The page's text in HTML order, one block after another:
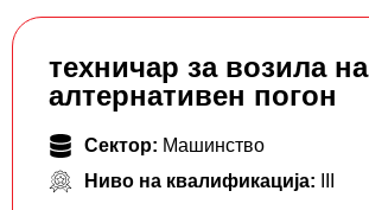
техничар за возила на
алтернативен погон
Сектор: Машинство
Ниво на квалификација: